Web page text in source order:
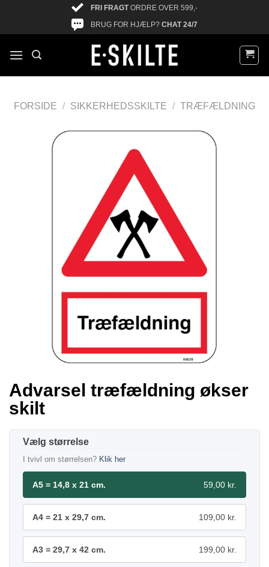
FRI FRAGTORDRE OVER 599,-
BRUG FOR HJÆLP? CHAT 24/7
FORSIDE / SIKKERHEDSSKILTE / TRÆFÆLDNING
Advarsel træfældning økser
skilt
størrelse
I tvivl om størrelsen? Klik her
A5 = 14,8 x 21 cm. 59,00 kr.
A4 = 21 x 29,7 cm. 109,00 kr.
A3 = 29,7 x 42 cm. 199,00 kr.